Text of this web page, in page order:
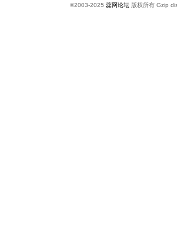
©2003-2025 蕊网论坛 版权所有 Gzip